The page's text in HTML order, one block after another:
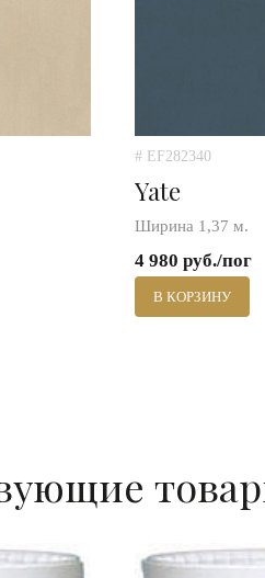
# EF282340
Yate
Ширина 1,37 м.
4 980 руб./пог
В КОРЗИНУ